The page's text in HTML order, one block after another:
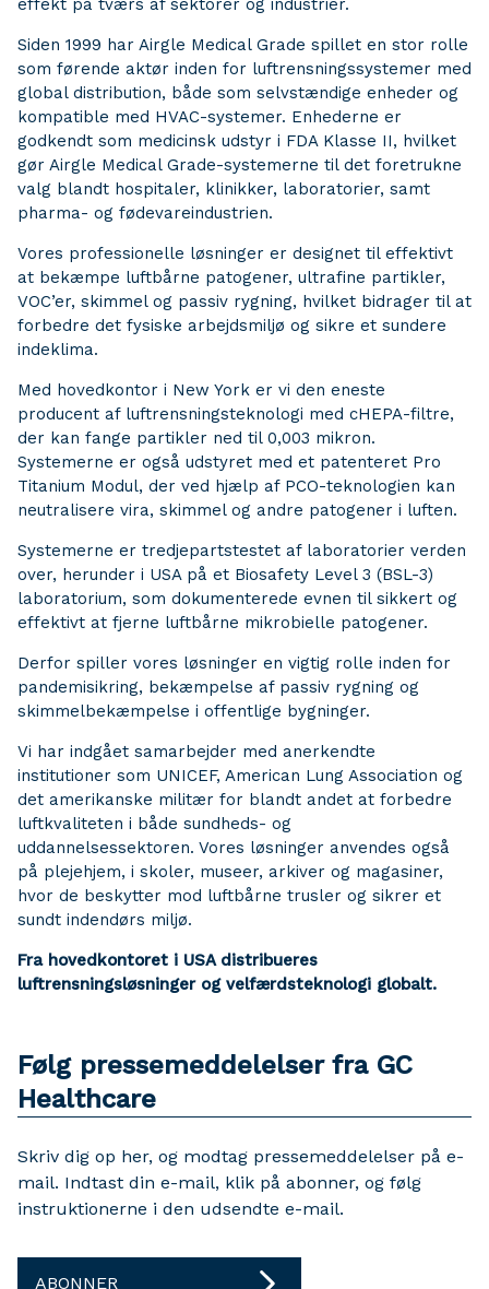
effekt på tværs af sektorer og industrier.
Siden 1999 har Airgle Medical Grade spillet en stor rolle
som førende aktør inden for luftrensningssystemer med
global distribution, både som selvstændige enheder og
kompatible med HVAC-systemer. Enhederne er
godkendt som medicinsk udstyr i FDA Klasse II, hvilket
gør Airgle Medical Grade-systemerne til det foretrukne
valg blandt hospitaler, klinikker, laboratorier, samt
pharma- og fødevareindustrien.
Vores professionelle løsninger er designet til effektivt
at bekæmpe luftbårne patogener, ultrafine partikler,
VOC’er, skimmel og passiv rygning, hvilket bidrager til at
forbedre det fysiske arbejdsmiljø og sikre et sundere
indeklima.
Med hovedkontor i New York er vi den eneste
producent af luftrensningsteknologi med cHEPA-filtre,
der kan fange partikler ned til 0,003 mikron.
Systemerne er også udstyret med et patenteret Pro
Titanium Modul, der ved hjælp af PCO-teknologien kan
neutralisere vira, skimmel og andre patogener i luften.
Systemerne er tredjepartstestet af laboratorier verden
over, herunder i USA på et Biosafety Level 3 (BSL-3)
laboratorium, som dokumenterede evnen til sikkert og
effektivt at fjerne luftbårne mikrobielle patogener.
Derfor spiller vores løsninger en vigtig rolle inden for
pandemisikring, bekæmpelse af passiv rygning og
skimmelbekæmpelse i offentlige bygninger.
Vi har indgået samarbejder med anerkendte
institutioner som UNICEF, American Lung Association og
det amerikanske militær for blandt andet at forbedre
luftkvaliteten i både sundheds- og
uddannelsessektoren. Vores løsninger anvendes også
på plejehjem, i skoler, museer, arkiver og magasiner,
hvor de beskytter mod luftbårne trusler og sikrer et
sundt indendørs miljø.
Fra hovedkontoret i USA distribueres
luftrensningsløsninger og velfærdsteknologi globalt.
Følg pressemeddelelser fra GC
Healthcare
Skriv dig op her, og modtag pressemeddelelser på e-
mail. Indtast din e-mail, klik på abonner, og følg
instruktionerne i den udsendte e-mail.
ABONNER